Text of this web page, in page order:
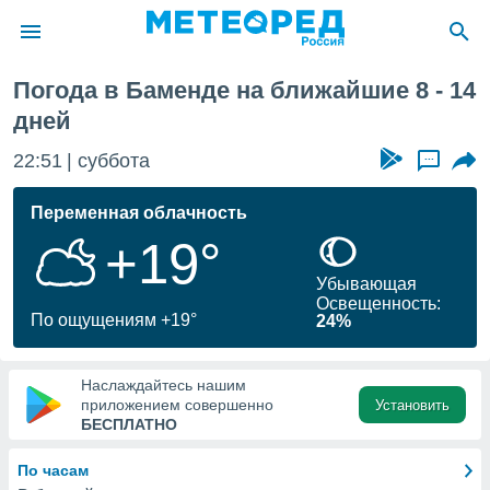
о
к этому
доступ
Погода в Баменде на ближайшие 8 - 14
дней
22:51 суббота ...
Переменная облачность
+19°
По ощущениям +19°
Убывающая
Освещенность:
24%
Наслаждайтесь нашим
приложением совершенно
БЕСПЛАТНО
Установить
По часам